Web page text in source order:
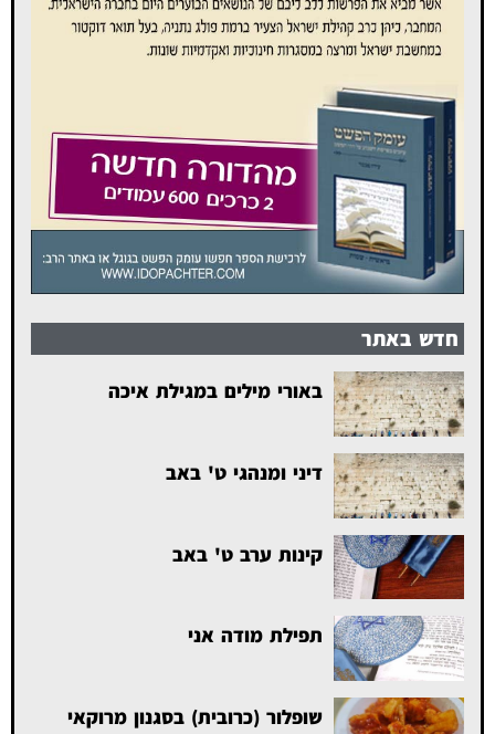
חדש באתר
באורי מילים במגילת איכה
דיני ומנהגי ט' באב
קינות ערב ט' באב
תפילת מודה אני
שופלור (כרובית) בסגנון מרוקאי